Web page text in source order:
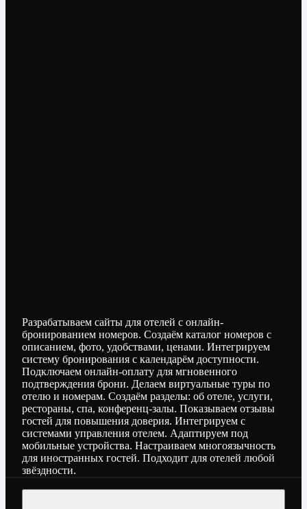
Разрабатываем сайты для отелей с онлайн-
бронированием номеров. Создаём каталог номеров с
описанием, фото, удобствами, ценами. Интегрируем
систему бронирования с календарём доступности.
Подключаем онлайн-оплату для мгновенного
подтверждения брони. Делаем виртуальные туры по
отелю и номерам. Создаём разделы: об отеле, услуги,
рестораны, спа, конференц-залы. Показываем отзывы
гостей для повышения доверия. Интегрируем с
системами управления отелем. Адаптируем под
мобильные устройства. Настраиваем многоязычность
для иностранных гостей. Подходит для отелей любой
звёздности.